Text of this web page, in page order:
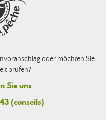
oder möchten Sie
prüfen?
Sie uns
(conseils)